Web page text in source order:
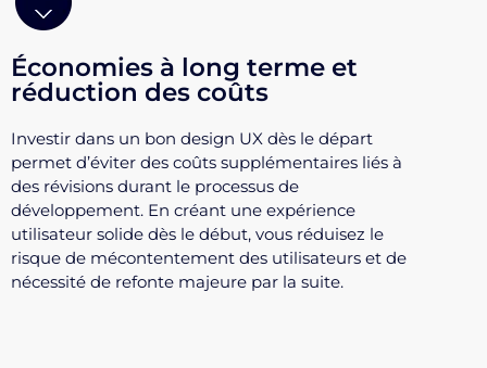
Économies à long terme et
réduction des coûts
Investir dans un bon design UX dès le départ
permet d’éviter des coûts supplémentaires liés à
des révisions durant le processus de
développement. En créant une expérience
utilisateur solide dès le début, vous réduisez le
risque de mécontentement des utilisateurs et de
nécessité de refonte majeure par la suite.